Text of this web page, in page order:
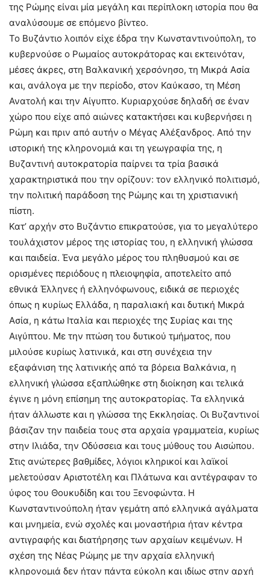
της Ρώμης είναι μία μεγάλη και περίπλοκη ιστορία που θα
αναλύσουμε σε επόμενο βίντεο.
Το Βυζάντιο λοιπόν είχε έδρα την Κωνσταντινούπολη, το
κυβερνούσε ο Ρωμαίος αυτοκράτορας και εκτεινόταν,
μέσες άκρες, στη Βαλκανική χερσόνησο, τη Μικρά Ασία
και, ανάλογα με την περίοδο, στον Καύκασο, τη Μέση
Ανατολή και την Αίγυπτο. Κυριαρχούσε δηλαδή σε έναν
χώρο που είχε από αιώνες κατακτήσει και κυβερνήσει η
Ρώμη και πριν από αυτήν ο Μέγας Αλέξανδρος. Από την
ιστορική της κληρονομιά και τη γεωγραφία της, η
Βυζαντινή αυτοκρατορία παίρνει τα τρία βασικά
χαρακτηριστικά που την ορίζουν: τον ελληνικό πολιτισμό,
την πολιτική παράδοση της Ρώμης και τη χριστιανική
πίστη.
Κατ’ αρχήν στο Βυζάντιο επικρατούσε, για το μεγαλύτερο
τουλάχιστον μέρος της ιστορίας του, η ελληνική γλώσσα
και παιδεία. Ένα μεγάλο μέρος του πληθυσμού και σε
ορισμένες περιόδους η πλειοψηφία, αποτελείτο από
εθνικά Έλληνες ή ελληνόφωνους, ειδικά σε περιοχές
όπως η κυρίως Ελλάδα, η παραλιακή και δυτική Μικρά
Ασία, η κάτω Ιταλία και περιοχές της Συρίας και της
Αιγύπτου. Με την πτώση του δυτικού τμήματος, που
μιλούσε κυρίως λατινικά, και στη συνέχεια την
εξαφάνιση της λατινικής από τα βόρεια Βαλκάνια, η
ελληνική γλώσσα εξαπλώθηκε στη διοίκηση και τελικά
έγινε η μόνη επίσημη της αυτοκρατορίας. Τα ελληνικά
ήταν άλλωστε και η γλώσσα της Εκκλησίας. Οι Βυζαντινοί
βάσιζαν την παιδεία τους στα αρχαία γραμματεία, κυρίως
στην Ιλιάδα, την Οδύσσεια και τους μύθους του Αισώπου.
Στις ανώτερες βαθμίδες, λόγιοι κληρικοί και λαϊκοί
μελετούσαν Αριστοτέλη και Πλάτωνα και αντέγραφαν το
ύφος του Θουκυδίδη και του Ξενοφώντα. Η
Κωνσταντινούπολη ήταν γεμάτη από ελληνικά αγάλματα
και μνημεία, ενώ σχολές και μοναστήρια ήταν κέντρα
αντιγραφής και διατήρησης των αρχαίων κειμένων. Η
σχέση της Νέας Ρώμης με την αρχαία ελληνική
κληρονομιά δεν ήταν πάντα εύκολη και ιδίως στην αρχή